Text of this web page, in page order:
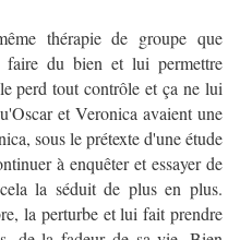
thérapie de groupe que
du bien et lui permettre
perd tout contrôle et ça ne lui
et Veronica avaient une
sous le prétexte d'une étude
à enquêter et essayer de
la séduit de plus en plus.
la perturbe et lui fait prendre